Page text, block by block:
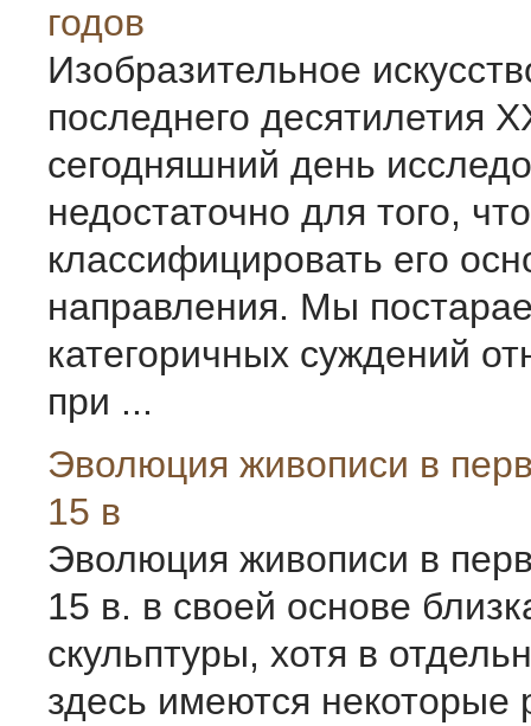
годов
Изобразительное
последнего десятилетия
сегодняшний день
недостаточно для того,
классифицировать его
направления. Мы
категоричных суждений
при ...
Эволюция живописи в
15 в
Эволюция живописи в
15 в. в своей основе
скульптуры, хотя в
здесь имеются некоторые